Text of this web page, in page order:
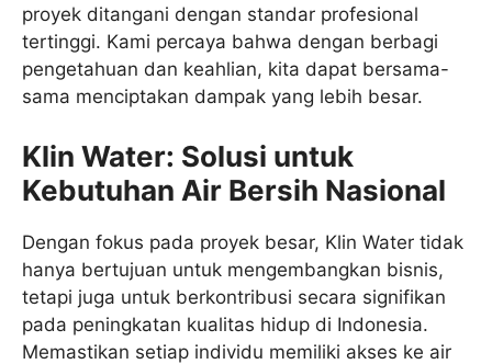
proyek ditangani dengan standar profesional
tertinggi. Kami percaya bahwa dengan berbagi
pengetahuan dan keahlian, kita dapat bersama-
sama menciptakan dampak yang lebih besar.
Klin Water: Solusi untuk
Kebutuhan Air Bersih Nasional
Dengan fokus pada proyek besar, Klin Water tidak
hanya bertujuan untuk mengembangkan bisnis,
tetapi juga untuk berkontribusi secara signifikan
pada peningkatan kualitas hidup di Indonesia.
Memastikan setiap individu memiliki akses ke air